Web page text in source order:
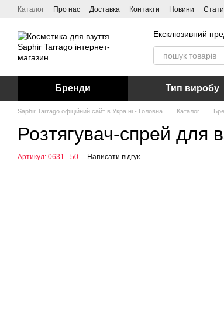
Перейти до основного контенту
Каталог Про нас Доставка Контакти Новини
Ексклюзивний
Бренди Тип виробу
Saphir Tarrago офіційний сайт в Україні - Головна Каталог
Розтягувач-спрей для
Артикул: 0631 - 50 Написати відгук